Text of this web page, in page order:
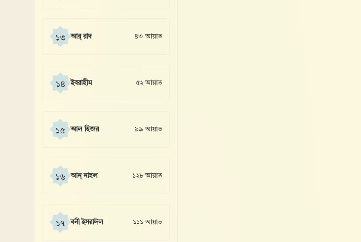
১৩ আর্ রাদ ৪৩ আয়াত
১৪ ইবরাহীম ৫২ আয়াত
১৫ আল হিজর ৯৯ আয়াত
১৬ আন্ নাহল ১২৮ আয়াত
১৭ বনী ইসরাঈল ১১১ আয়াত